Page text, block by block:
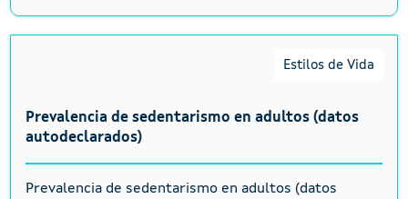
Estilos de Vida
Prevalencia de sedentarismo en adultos (datos
autodeclarados)
Prevalencia de sedentarismo en adultos (datos